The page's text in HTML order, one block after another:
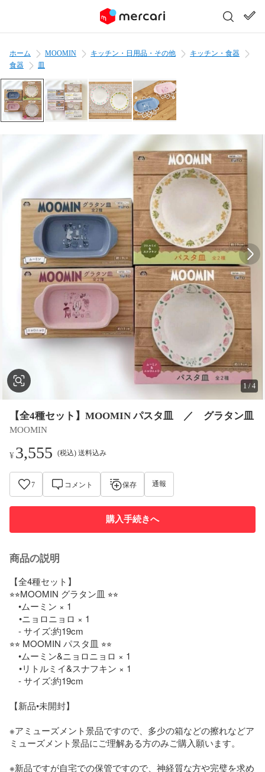
ホーム MOOMIN キッチン・日用品・その他
キッチン・食器
食器
皿
1 /4
【全4種セット】MOOMIN パスタ皿 ／ グラタン皿
MOOMIN
¥3,555 (税込) 送料込み
7 コメント 保存 通報
購入手続きへ
商品の説明
【全4種セット】
⭐︎⭐︎MOOMIN グラタン皿 ⭐︎⭐︎
•ムーミン × 1
- サイズ:約19cm
⭐︎⭐︎ MOOMIN パスタ皿 ⭐︎⭐︎
•ムーミン&ニョロニョロ × 1
- サイズ:約19cm
【新品•未開封】
※アミューズメント景品ですので、多少の箱などの擦れなどア
ミューズメント景品にご理解ある方のみご購入願います。
※新品ですが自宅での保管ですので、神経質な方や完璧を求め